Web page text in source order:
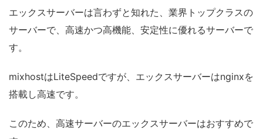
エックスサーバーは言わずと知れた、業界トップクラスの
サーバーで、高速かつ高機能、安定性に優れるサーバーで
す。
mixhostはLiteSpeedですが、エックスサーバーはnginxを
搭載し高速です。
このため、高速サーバーのエックスサーバーはおすすめで